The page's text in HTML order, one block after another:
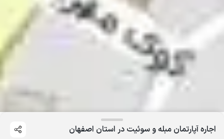
اجاره آپارتمان مبله و سوئیت در استان اصفهان